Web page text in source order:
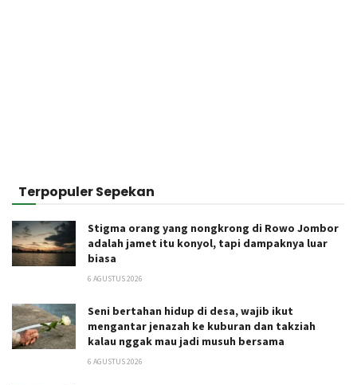
Terpopuler Sepekan
Stigma orang yang nongkrong di Rowo Jombor
adalah jamet itu konyol, tapi dampaknya luar
biasa
6 AGUSTUS 2026
Seni bertahan hidup di desa, wajib ikut
mengantar jenazah ke kuburan dan takziah
kalau nggak mau jadi musuh bersama
6 AGUSTUS 2026